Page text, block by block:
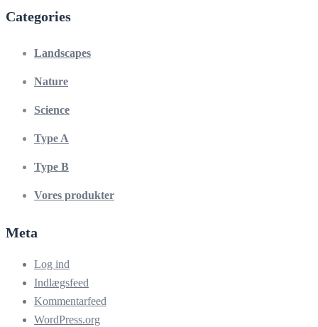
Categories
Landscapes
Nature
Science
Type A
Type B
Vores produkter
Meta
Log ind
Indlægsfeed
Kommentarfeed
WordPress.org